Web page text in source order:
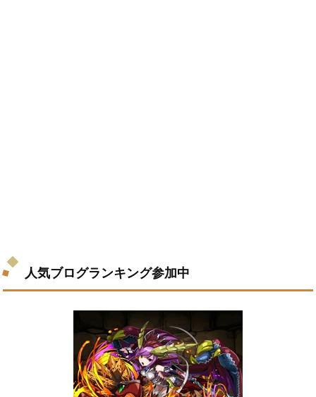
人気ブログランキング参加中